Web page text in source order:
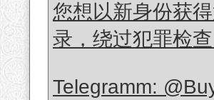
您想以新身份获
录，绕过犯罪检
Telegramm: